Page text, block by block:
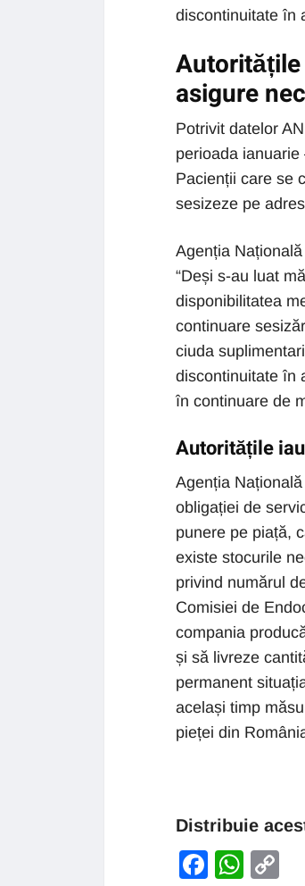
discontinuitate în
asigure
Potrivit datelor
perioada
Pacienții care se
sesizeze pe
Agenția
“Deși s-au luat
disponibilitatea
continuare
ciuda
discontinuitate în
în continuare de
Autoritățile
Agenția
obligației de
punere pe piață,
existe stocurile
privind numărul
Comisiei de
compania
și să livreze
permanent
același timp
pieței din
Distribuie